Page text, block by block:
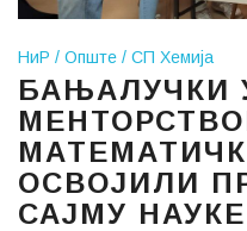
НиР Опште СП Хемија
БАЊАЛУЧКИ
ОСВОЈИЛИ
САЈМУ